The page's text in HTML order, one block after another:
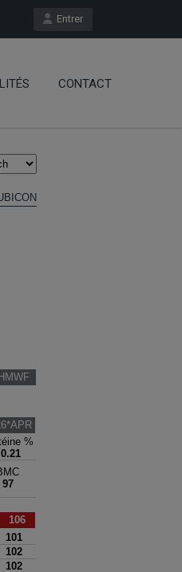
Entrer
CONTACT